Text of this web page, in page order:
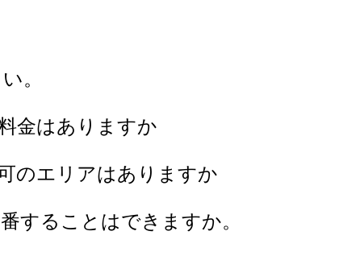
。
金はありますか
のエリアはありますか
することはできますか。